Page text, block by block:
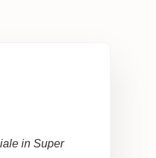
in Super